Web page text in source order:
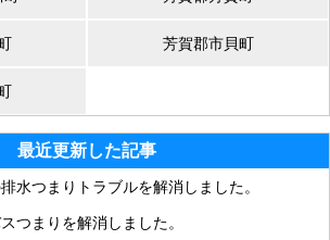
芳賀郡市貝町
最近更新した記事
水つまりトラブルを解消しました。
つまりを解消しました。